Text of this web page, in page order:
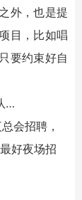
外，也是提
目，比如唱
要约束好自
…
会招聘，
好夜场招